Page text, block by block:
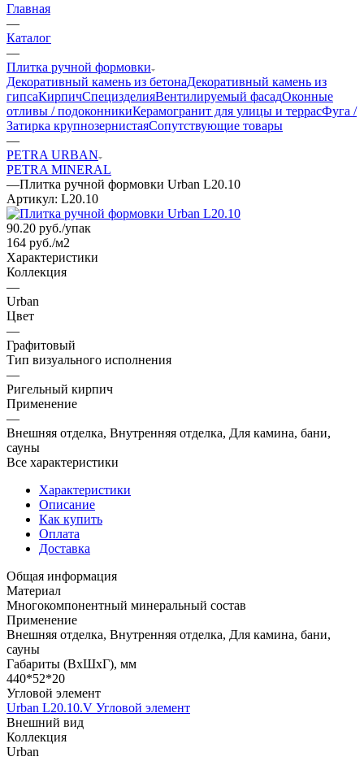
Главная
—
Каталог
—
Плитка ручной формовки
Декоративный камень из бетонаДекоративный камень из
гипсаКирпичСпецизделияВентилируемый фасадОконные
отливы / подоконникиКерамогранит для улицы и террасФуга /
Затирка крупнозернистаяСопутствующие товары
—
PETRA URBAN
PETRA MINERAL
—Плитка ручной формовки Urban L20.10
Артикул: L20.10
90.20 руб./упак
164 руб./м2
Характеристики
Коллекция
—
Urban
Цвет
—
Графитовый
Тип визуального исполнения
—
Ригельный кирпич
Применение
—
Внешняя отделка, Внутренняя отделка, Для камина, бани,
сауны
Все характеристики
Характеристики
Описание
Как купить
Оплата
Доставка
Общая информация
Материал
Многокомпонентный минеральный состав
Применение
Внешняя отделка, Внутренняя отделка, Для камина, бани,
сауны
Габариты (ВхШхГ), мм
440*52*20
Угловой элемент
Urban L20.10.V Угловой элемент
Внешний вид
Коллекция
Urban